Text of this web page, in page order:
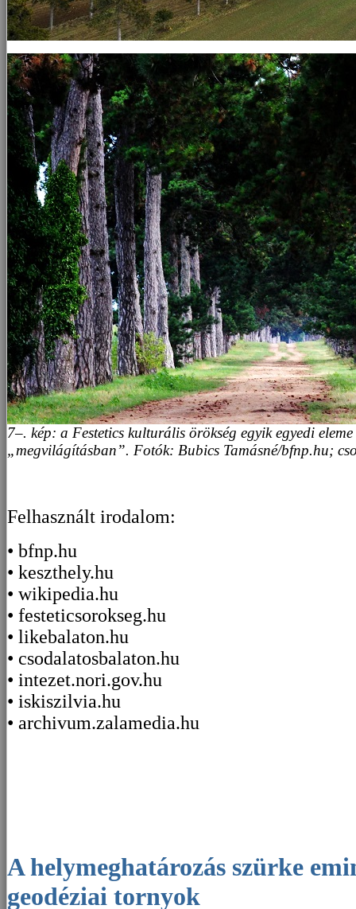
7–. kép: a Festetics kulturális örökség egyik egyedi
„megvilágításban”. Fotók: Bubics Tamásné/bfnp.hu;
Felhasznált irodalom:
• bfnp.hu
• keszthely.hu
• wikipedia.hu
• festeticsorokseg.hu
• likebalaton.hu
• csodalatosbalaton.hu
• intezet.nori.gov.hu
• iskiszilvia.hu
• archivum.zalamedia.hu
A helymeghatározás szürke eminenciásai: a
geodéziai tornyok